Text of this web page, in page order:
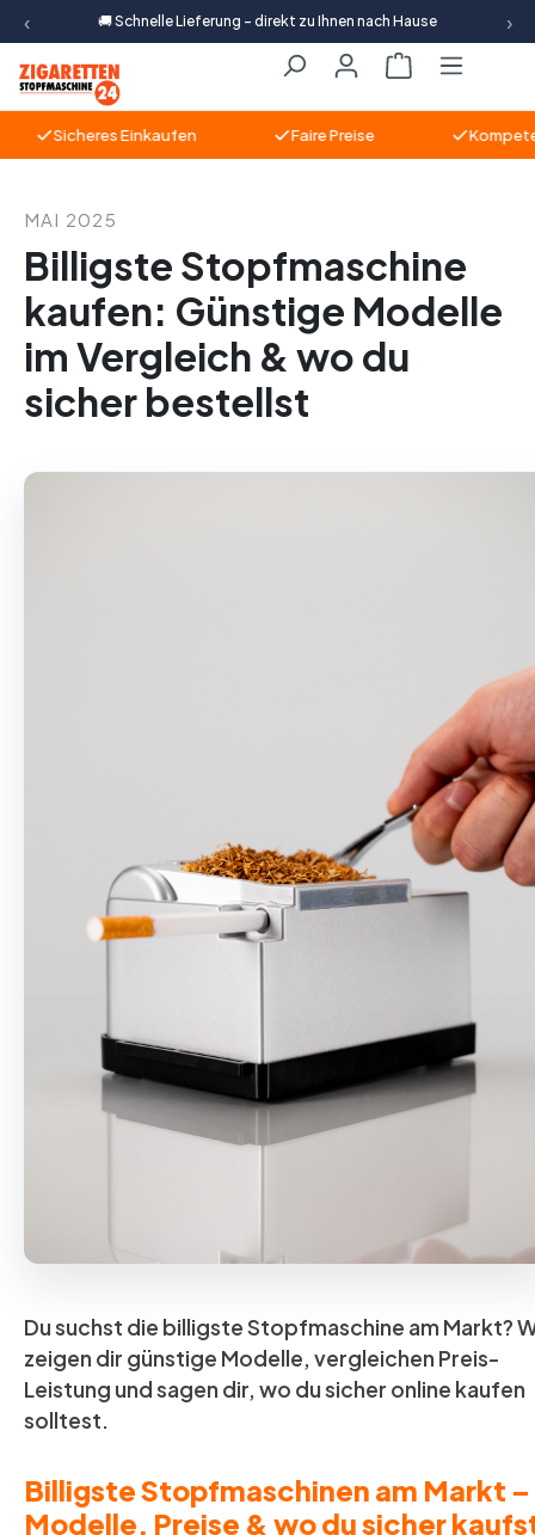
Zum Hauptinhalt springen
‹ 🚚 Schnelle Lieferung – direkt zu Ihnen nach Hause ›
Warenkorb
Sicheres Einkaufen Faire Preise Kompetente
MAI 2025
Billigste Stopfmaschine
kaufen: Günstige Modelle
im Vergleich & wo du
sicher bestellst
Du suchst die billigste Stopfmaschine am Markt?
zeigen dir günstige Modelle, vergleichen Preis-
Leistung und sagen dir, wo du sicher online kaufen
solltest.
Billigste Stopfmaschinen am Markt –
Modelle, Preise & wo du sicher